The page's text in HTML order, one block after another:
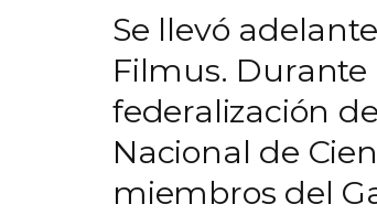
Se llevó
Filmus.
federalización
Nacional de
miembros del